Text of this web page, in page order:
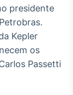
presidente
Kepler
os
Passetti